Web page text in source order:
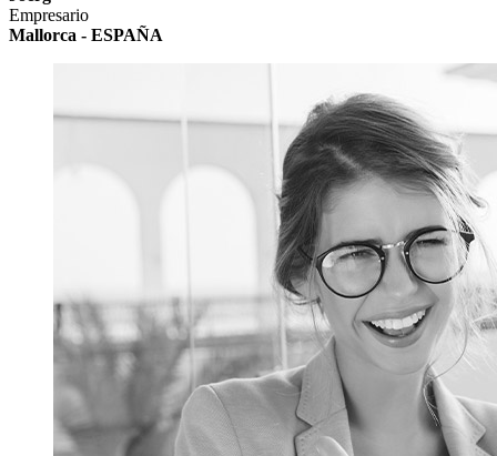
Empresario
Mallorca - ESPAÑA